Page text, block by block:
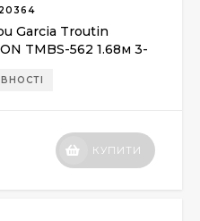
Garcia Troutin
TMBS-562 1.68м 3-
КУПИТИ